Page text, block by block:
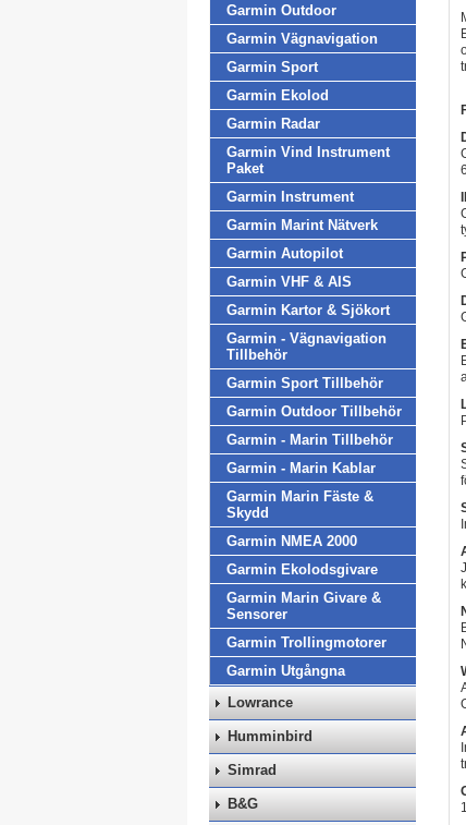
Garmin Outdoor
Garmin Vägnavigation
Garmin Sport
Garmin Ekolod
Garmin Radar
Garmin Vind Instrument
Paket
Garmin Instrument
Garmin Marint Nätverk
Garmin Autopilot
Garmin VHF & AIS
Garmin Kartor & Sjökort
Garmin - Vägnavigation
Tillbehör
Garmin Sport Tillbehör
Garmin Outdoor Tillbehör
Garmin - Marin Tillbehör
Garmin - Marin Kablar
Garmin Marin Fäste &
Skydd
Garmin NMEA 2000
Garmin Ekolodsgivare
Garmin Marin Givare &
Sensorer
Garmin Trollingmotorer
Garmin Utgångna
Lowrance
Humminbird
Simrad
B&G